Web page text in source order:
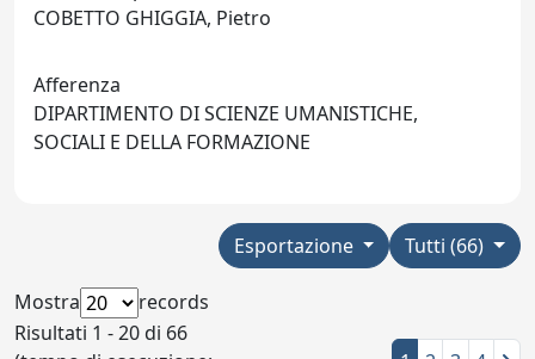
COBETTO GHIGGIA, Pietro
Afferenza
DIPARTIMENTO DI SCIENZE UMANISTICHE,
SOCIALI E DELLA FORMAZIONE
Tutti (66)
Esportazione
Mostra
records
Risultati 1 - 20 di 66